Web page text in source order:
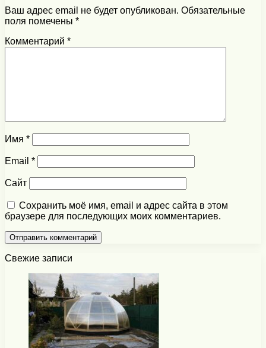
Ваш адрес email не будет опубликован. Обязательные
поля помечены *
Комментарий *
Имя *
Email *
Сайт
Сохранить моё имя, email и адрес сайта в этом
браузере для последующих моих комментариев.
Свежие записи